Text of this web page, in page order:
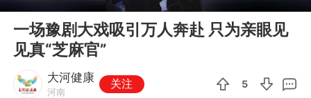
一场豫剧大戏吸引万人奔赴 只为亲眼见
见真“芝麻官”
大河健康
河南
关注 5